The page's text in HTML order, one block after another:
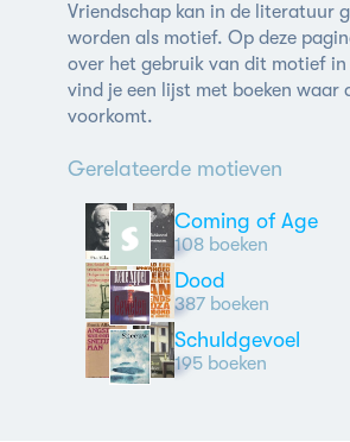
Vriendschap kan in de literatuur
worden als motief. Op deze
over het gebruik van dit motief in
vind je een lijst met boeken waar
voorkomt.
Gerelateerde motieven
Coming of Age
108 boeken
Dood
387 boeken
Schuldgevoel
195 boeken